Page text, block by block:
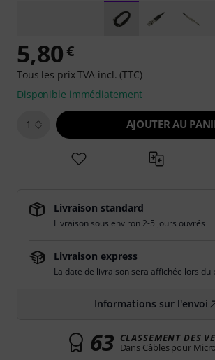
5,80€
Tous les prix TVA incl. (TTC)
Disponible immédiatement
1 AJOUTER AU
Livraison standard
Livraison sous environ 2-5 jours ouvrés
Livraison express
La date de livraison sera affichée lors du
Informations sur l'envoi
63 CLASSEMENT DES
Dans Câbles pour